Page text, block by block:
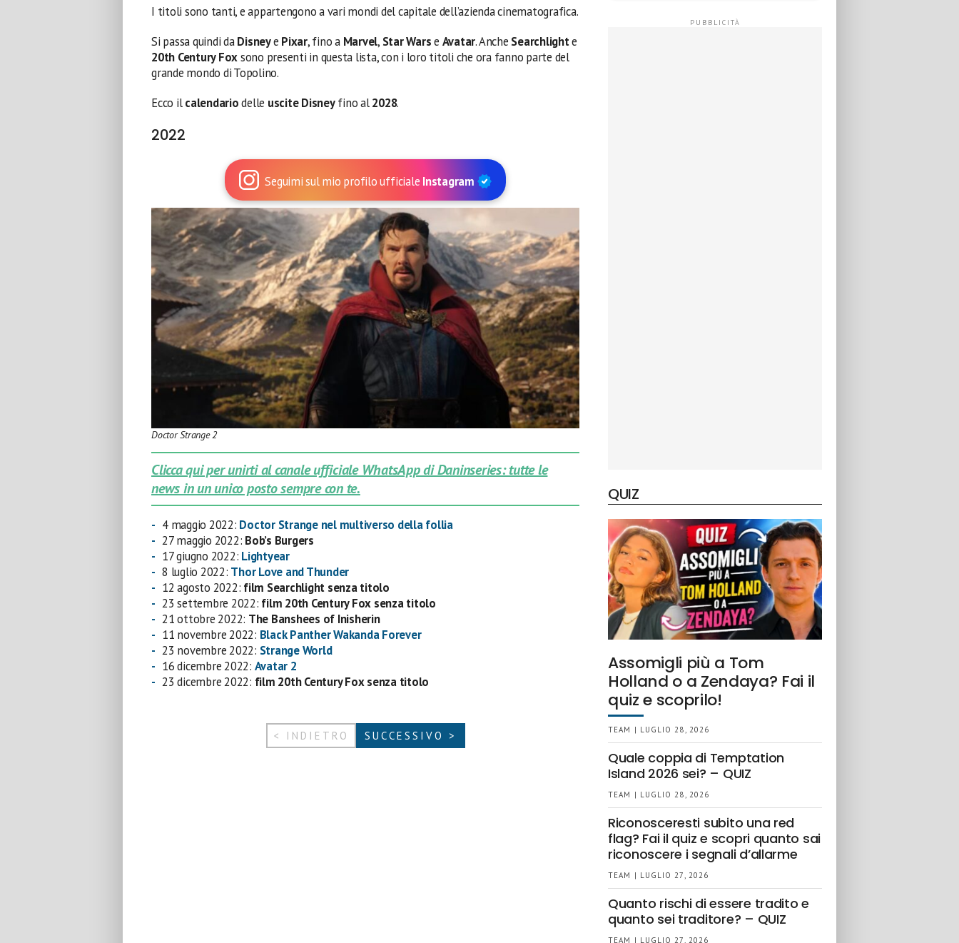
I titoli sono tanti, e appartengono a vari mondi del capitale dell’azienda cinematografica.
Si passa quindi daDisneye Pixar, fino a Marvel, Star Warse Avatar. Anche Searchlighte
20th Century Foxsono presenti in questa lista, con i loro titoli che ora fanno parte del
grande mondo di Topolino.
Ecco ilcalendariodelle uscite Disneyfino al2028.
2022
Seguimi sul mio profilo ufficiale Instagram
Doctor Strange 2
Clicca qui per unirti al canale ufficiale WhatsApp di Daninseries: tutte le
news in un unico posto sempre con te.
4 maggio 2022: Doctor Strange nel multiverso della follia
27 maggio 2022: Bob’s Burgers
17 giugno 2022: Lightyear
8 luglio 2022: Thor Love and Thunder
12 agosto 2022: film Searchlight senza titolo
23 settembre 2022: film 20th Century Fox senza titolo
21 ottobre 2022: The Banshees of Inisherin
11 novembre 2022: Black Panther Wakanda Forever
23 novembre 2022: Strange World
16 dicembre 2022: Avatar 2
23 dicembre 2022: film 20th Century Fox senza titolo
< INDIETRO SUCCESSIVO >
QUIZ
Assomigli più a Tom
Holland o a Zendaya? Fai il
quiz e scoprilo!
TEAM | LUGLIO 28, 2026
Quale coppia di Temptation
Island 2026 sei? – QUIZ
TEAM | LUGLIO 28, 2026
Riconosceresti subito una red
flag? Fai il quiz e scopri quanto sai
riconoscere i segnali d’allarme
TEAM | LUGLIO 27, 2026
Quanto rischi di essere tradito e
quanto sei traditore? – QUIZ
TEAM | LUGLIO 27, 2026